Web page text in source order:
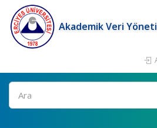
Akademik Veri
Ara